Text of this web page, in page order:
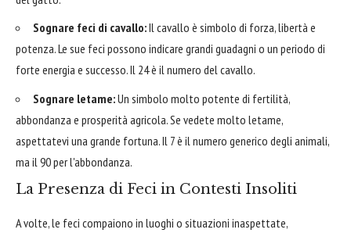
Sognare feci di cavallo:Il cavallo è simbolo di forza, libertà e
potenza. Le sue feci possono indicare grandi guadagni o un periodo di
forte energia e successo. Il 24 è il numero del cavallo.
Sognare letame:Un simbolo molto potente di fertilità,
abbondanza e prosperità agricola. Se vedete molto letame,
aspettatevi una grande fortuna. Il 7 è il numero generico degli animali,
ma il 90 per l'abbondanza.
La Presenza di Feci in Contesti Insoliti
A volte, le feci compaiono in luoghi o situazioni inaspettate,